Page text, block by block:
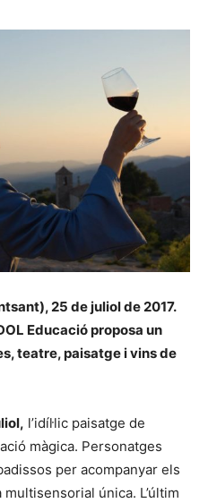
25 de juliol de 2017.
Educació proposa un
teatre, paisatge i vins de
l’idíl·lic paisatge de
màgica. Personatges
per acompanyar els
única. L’últim